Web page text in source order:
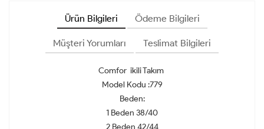
Ürün Bilgileri Ödeme Bilgileri
Müşteri Yorumları Teslimat Bilgileri
Comfor ikili Takım
Model Kodu :779
Beden:
1 Beden 38/40